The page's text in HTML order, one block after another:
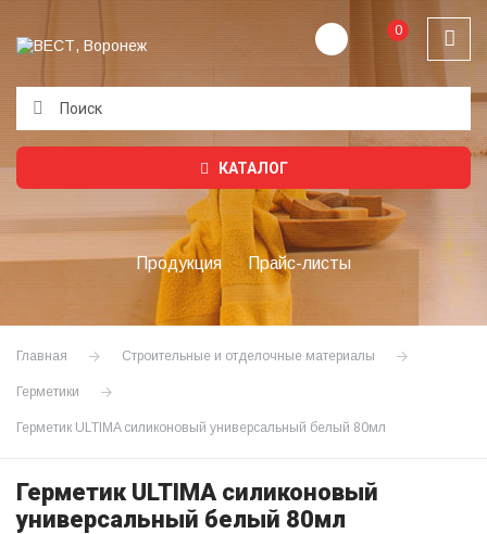
0
КАТАЛОГ
Продукция Прайс-листы
Главная Строительные и отделочные материалы
Герметики
Герметик ULTIMA силиконовый универсальный белый 80мл
Герметик ULTIMA силиконовый
универсальный белый 80мл